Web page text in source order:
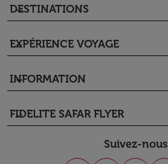
DESTINATIONS
keyboard_arrow_down
EXPÉRIENCE VOYAGE
keyboard_arrow_down
INFORMATION
keyboard_arrow_down
FIDELITE SAFAR FLYER
keyboard_arrow_down
Suivez-nous